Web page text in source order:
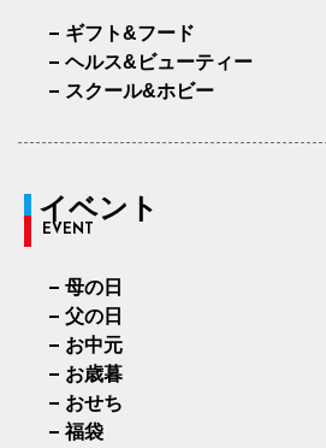
ギフト&フード
ヘルス&ビューティー
スクール&ホビー
イベント
EVENT
母の日
父の日
お中元
お歳暮
おせち
福袋